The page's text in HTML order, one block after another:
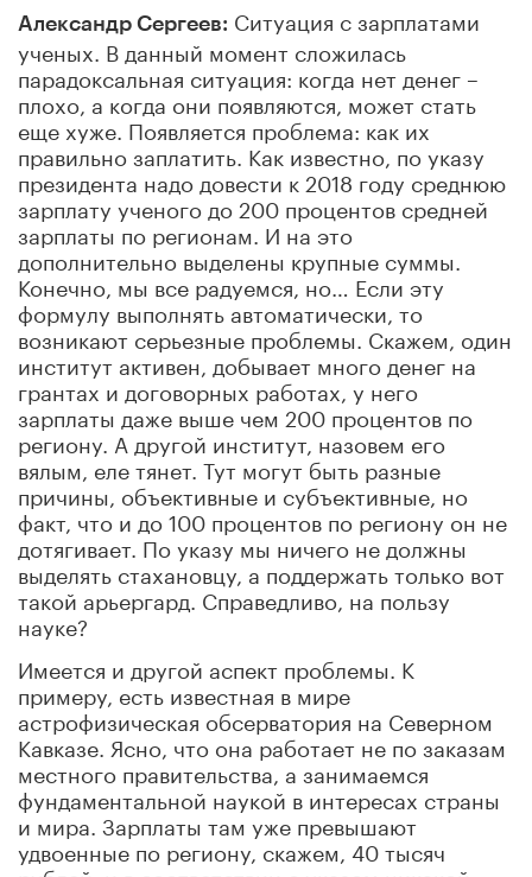
Александр Сергеев: Ситуация с зарплатами
ученых. В данный момент сложилась
парадоксальная ситуация: когда нет денег –
плохо, а когда они появляются, может стать
еще хуже. Появляется проблема: как их
правильно заплатить. Как известно, по указу
президента надо довести к 2018 году среднюю
зарплату ученого до 200 процентов средней
зарплаты по регионам. И на это
дополнительно выделены крупные суммы.
Конечно, мы все радуемся, но… Если эту
формулу выполнять автоматически, то
возникают серьезные проблемы. Скажем, один
институт активен, добывает много денег на
грантах и договорных работах, у него
зарплаты даже выше чем 200 процентов по
региону. А другой институт, назовем его
вялым, еле тянет. Тут могут быть разные
причины, объективные и субъективные, но
факт, что и до 100 процентов по региону он не
дотягивает. По указу мы ничего не должны
выделять стахановцу, а поддержать только вот
такой арьергард. Справедливо, на пользу
науке?
Имеется и другой аспект проблемы. К
примеру, есть известная в мире
астрофизическая обсерватория на Северном
Кавказе. Ясно, что она работает не по заказам
местного правительства, а занимаемся
фундаментальной наукой в интересах страны
и мира. Зарплаты там уже превышают
удвоенные по региону, скажем, 40 тысяч